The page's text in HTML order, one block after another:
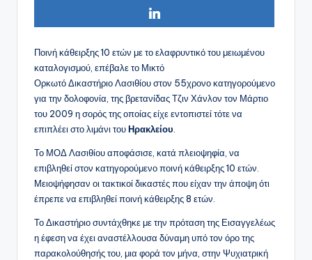
Ποινή κάθειρξης 10 ετών με το ελαφρυντικό του μειωμένου
καταλογισμού, επέβαλε το Μικτό
Ορκωτό Δικαστήριο Λασιθίου στον 55χρονο κατηγορούμενο
για την δολοφονία, της βρετανίδας Τζιν Χάνλον τον Μάρτιο
του 2009 η σορός της οποίας είχε εντοπιστεί τότε να
επιπλέει στο λιμάνι τουΗρακλείου
Το ΜΟΔ Λασιθίου αποφάσισε, κατά πλειοψηφία, να
επιβληθεί στον κατηγορούμενο ποινή κάθειρξης 10 ετών.
Μειοψήφησαν οι τακτικοί δικαστές που είχαν την άποψη ότι
έπρεπε να επιβληθεί ποινή κάθειρξης 8 ετών.
Το Δικαστήριο συντάχθηκε με την πρόταση της Εισαγγελέως
η έφεση να έχει αναστέλλουσα δύναμη υπό τον όρο της
παρακολούθησής του, μια φορά τον μήνα, στην Ψυχιατρική